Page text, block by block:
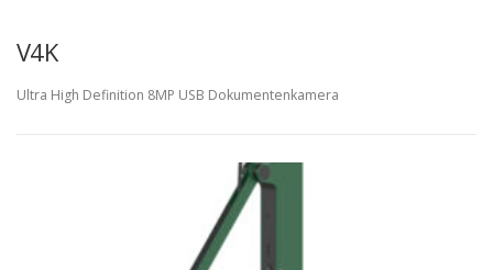
V4K
Ultra High Definition 8MP USB Dokumentenkamera